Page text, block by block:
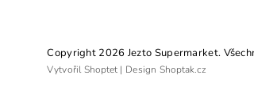
Copyright 2026 Jezto Supermarket.
VytvořilShoptet | DesignShoptak.cz